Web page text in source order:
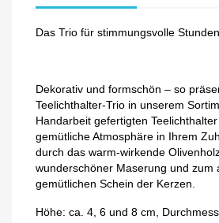
Das Trio für stimmungsvolle Stunden
Dekorativ und formschön – so
Teelichthalter-Trio in unserem
Handarbeit gefertigten
gemütliche Atmosphäre in Ihrem
durch das warm-wirkende
wunderschöner Maserung und zum
gemütlichen Schein der Kerzen.
Höhe: ca. 4, 6 und 8 cm,